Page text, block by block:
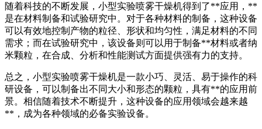
随着科技的不断发展，小型实验喷雾干燥机得到了**应用，**
是在材料制备和试验研究中。对于各种材料的制备，这种设备
可以有效地控制产物的粒径、形状和均匀性，满足材料的不同
需求；而在试验研究中，该设备则可以用于制备**材料或者纳
米颗粒，在合成、分析和性能测试方面提供强有力的支持。
总之，小型实验喷雾干燥机是一款小巧、灵活、易于操作的科
研设备，可以制备出不同大小和形态的颗粒，具有**的应用前
景。相信随着技术不断提升，这种设备的应用领域会越来越
**，成为各种领域的必备实验设备。